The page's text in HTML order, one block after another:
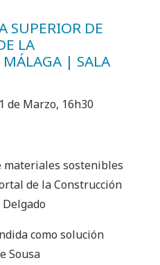
SUPERIOR DE
LA
| SALA
de Marzo, 16h30
materiales sostenibles
de la Construcción
como solución
Sousa